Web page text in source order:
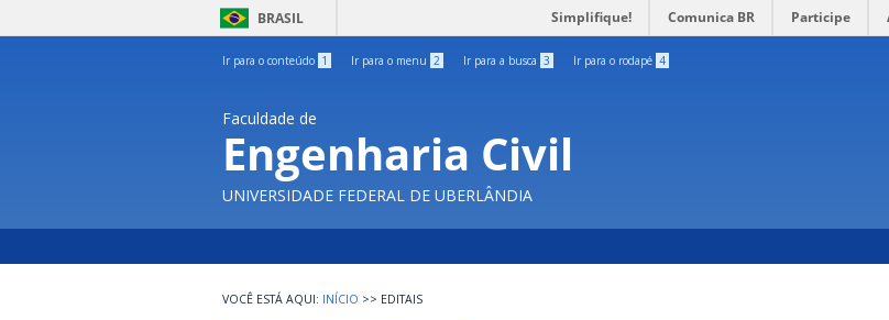
BRASIL Simplifique! Comunica BR Participe
Ir para o conteúdo 1 Ir para o menu 2 Ir para a busca 3 Ir para o rodapé 4
Faculdade de
Engenharia Civil
UNIVERSIDADE FEDERAL DE UBERLÂNDIA
INÍCIO >> EDITAIS